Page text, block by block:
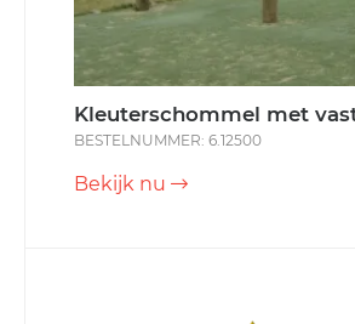
Kleuterschommel met
BESTELNUMMER: 6.12500
Bekijk nu